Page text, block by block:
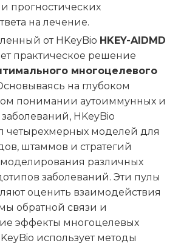
прогностических
на лечение.
от HKeyBio HKEY-AIDMD
практическое решение
многоцелевого
на глубоком
понимании аутоиммунных и
HKeyBio
четырехмерных моделей для
штаммов и стратегий
различных
заболеваний. Эти пулы
оценить взаимодействия
обратной связи и
эффекты многоцелевых
использует методы